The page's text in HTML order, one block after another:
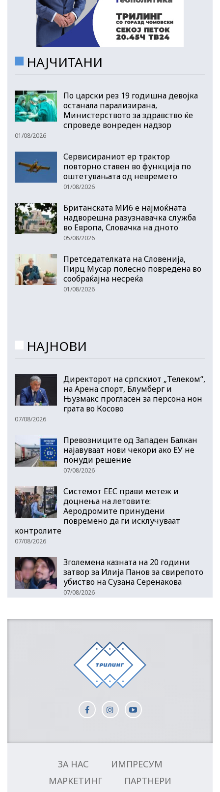
НАЈЧИТАНИ
По царски рез 19 годишна девојка
останала парализирана,
Министерството за здравство ќе
спроведе вонреден надзор
01/08/2026
Сервисираниот ер трактор
повторно ставен во функција по
оштетувањата од невремето
01/08/2026
Британската МИ6 е најмоќната
надворешна разузнавачка служба
во Европа, Словачка на дното
05/08/2026
Претседателката на Словенија,
Пирц Мусар полесно повредена во
сообраќајна несреќа
01/08/2026
НАЈНОВИ
Директорот на српскиот „Телеком“,
на Арена спорт, Блумберг и
Њузмакс прогласен за персона нон
грата во Косово
07/08/2026
Превозниците од Западен Балкан
најавуваат нови чекори ако ЕУ не
понуди решение
07/08/2026
Системот ЕЕС прави метеж и
доцнења на летовите:
Аеродромите принудени
повремено да ги исклучуваат
контролите
07/08/2026
Зголемена казната на 20 години
затвор за Илија Панов за свирепото
убиство на Сузана Серенакова
07/08/2026
ЗА НАС
ИМПРЕСУМ
МАРКЕТИНГ
ПАРТНЕРИ